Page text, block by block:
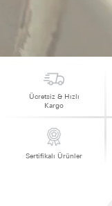
Ücretsiz & Hızlı
Kargo
Sertifikalı Ürünler